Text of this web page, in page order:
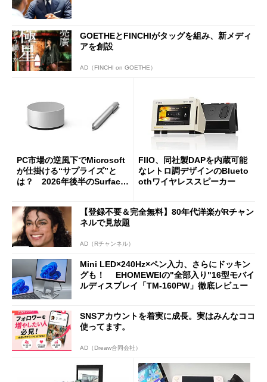
GOETHEとFINCHIがタッグを組み、新メディ
アを創設
AD（FINCHI on GOETHE）
PC市場の逆風下でMicrosoft
が仕掛ける“サプライズ”と
は？ 2026年後半のSurface
FIIO、同社製DAPを内蔵可能
なレトロ調デザインのBlueto
othワイヤレススピーカー
【登録不要＆完全無料】80年代洋楽がRチャン
ネルで見放題
AD（Rチャンネル）
Mini LED×240Hz×ペン入力、さらにドッキン
グも！ EHOMEWEIの"全部入り"16型モバイ
ルディスプレイ「TM-160PW」徹底レビュー
SNSアカウントを着実に成長。実はみんなココ
使ってます。
AD（Dreaw合同会社）